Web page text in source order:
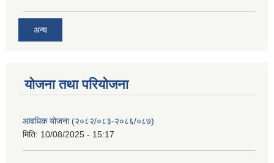
अन्य
योजना तथा परियोजना
आवधिक योजना (२०८२/०८३-२०८६/०८७)
मिति: 10/08/2025 - 15:17